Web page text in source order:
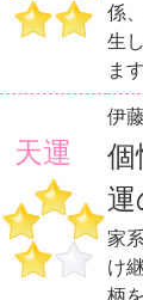
係
生
ま
天運
伊
個
運
家
け
柄